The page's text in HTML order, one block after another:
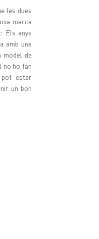
les dues
marca
Els anys
amb una
model de
no ho fan
pot estar
un bon